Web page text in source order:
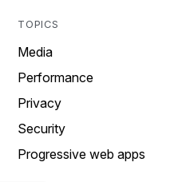
TOPICS
Media
Performance
Privacy
Security
Progressive web apps